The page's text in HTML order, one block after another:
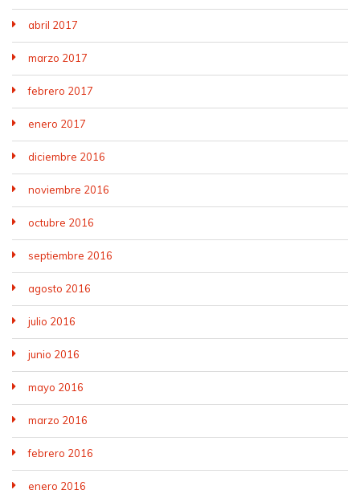
abril 2017
marzo 2017
febrero 2017
enero 2017
diciembre 2016
noviembre 2016
octubre 2016
septiembre 2016
agosto 2016
julio 2016
junio 2016
mayo 2016
marzo 2016
febrero 2016
enero 2016